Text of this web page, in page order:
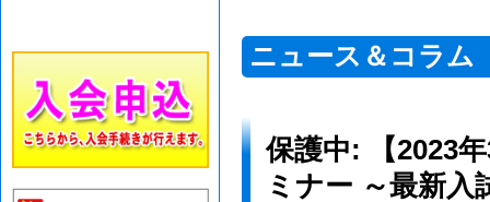
ニュース＆コラム
保護中: 【2023
ミナー ～最新入